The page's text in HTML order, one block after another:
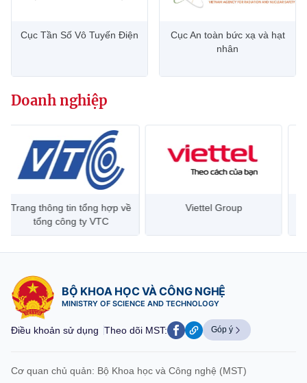
Vietnamese
BỘ KHOA HỌC VÀ CÔNG NGHỆ
Điều khoản sử dụng Theo dõi MST:
Chịu trách nhiệm nội dung: Nguyễn Thị Hải Hằng
Giám đốc Trung tâm Truyền thông Khoa học và Công nghệ.
Liên hệ
Địa chỉ: Ban Biên tập Cổng TTĐT - 18 Nguyễn Du, TP. Hà Nội
©2026 Bản quyền thuộc Bộ Khoa Học và Công Nghệ
Cục Tần Số Vô Tuyến Điện
Cục An toàn bức xạ và hạt
nhân
Doanh nghiệp
Trang thông tin tổng hợp về
tổng công ty VTC
Viettel Group
BỘ KHOA HỌC VÀ CÔNG NGHỆ
MINISTRY OF SCIENCE AND TECHNOLOGY
Điều khoản sử dụng Theo dõi MST: Góp ý
Cơ quan chủ quản: Bộ Khoa học và Công nghệ (MST)